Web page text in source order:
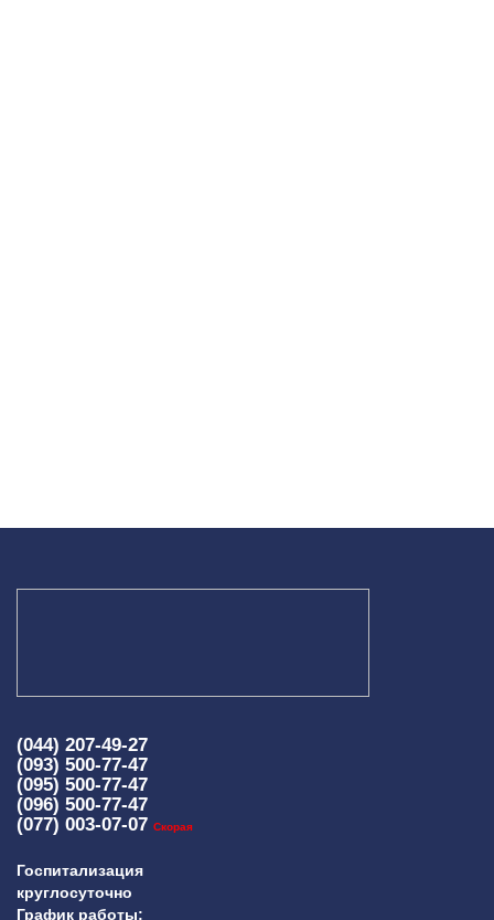
(044) 207-49-27
(093) 500-77-47
(095) 500-77-47
(096) 500-77-47
(077) 003-07-07 Скорая
Госпитализация
круглосуточно
График работы: